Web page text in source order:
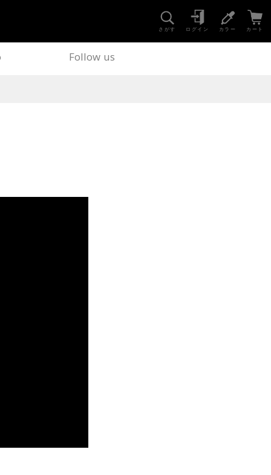
さがす ログイン カラー カート
Follow us